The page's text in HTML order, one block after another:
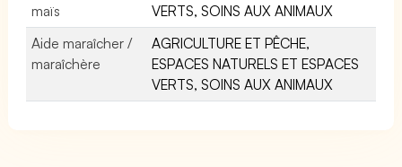
maïs
VERTS, SOINS AUX ANIMAUX
Aide maraîcher /
maraîchère
AGRICULTURE ET PÊCHE,
ESPACES NATURELS ET ESPACES
VERTS, SOINS AUX ANIMAUX